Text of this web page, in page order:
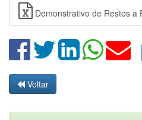
Demonstrativo de Restos a
Voltar